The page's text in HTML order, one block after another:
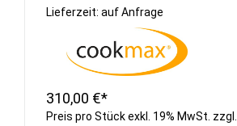
Lieferzeit: auf Anfrage
310,00 €*
Preis pro Stück exkl. 19% MwSt. zzgl.